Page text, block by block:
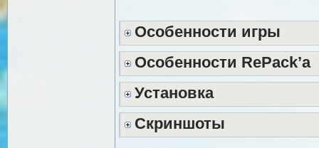
Особенности игры
Особенности RePack’а
Установка
Скриншоты